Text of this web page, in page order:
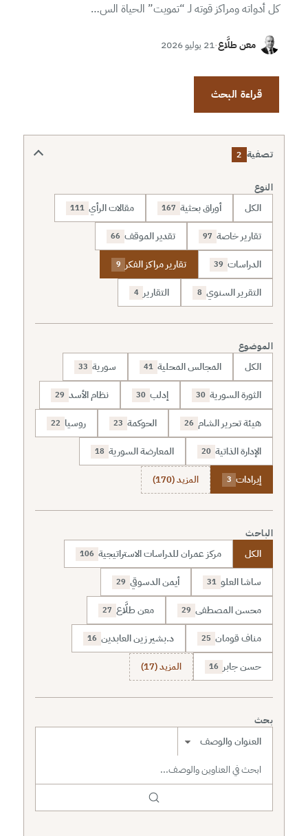
كل أدواته ومراكز قوته لـ “تمويت” الحياة الس…
معن طلَّاع·21 يوليو 2026
قراءة البحث
تصفية 2
النوع
الكل أوراق بحثية 167 مقالات الرأي 111
تقارير خاصة 97 تقدير الموقف 66
الدراسات 39 تقارير مراكز الفكر 9
التقرير السنوي 8 التقارير 4
الموضوع
الكل المجالس المحلية 41 سورية 33
الثورة السورية 30 إدلب 30 نظام الأسد 29
هيئة تحرير الشام 26 الحوكمة 23 روسيا 22
الإدارة الذاتية 20 المعارضة السورية 18
إيرادات 3 المزيد (170)
الباحث
الكل مركز عمران للدراسات الاستراتيجية 106
ساشا العلو 31 أيمن الدسوقي 29
محسن المصطفى 29 معن طلَّاع 27
مناف قومان 25 د.بشير زين العابدين 16
حسن جابر 16 المزيد (17)
بحث
نطاق البحث